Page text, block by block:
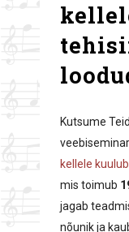
Kutsume
kellele
mis toimub
jagab
nõunik ja